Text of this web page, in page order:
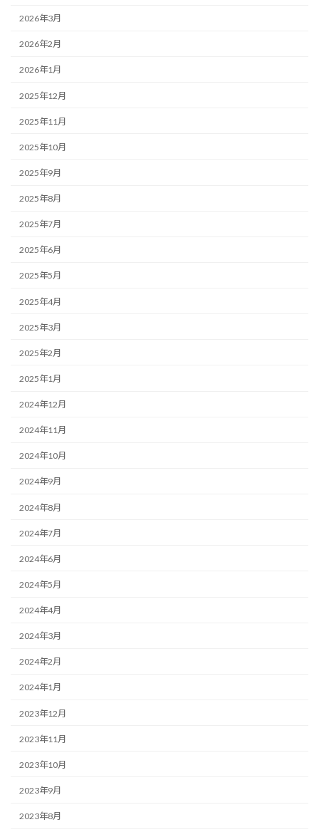
2026年3月
2026年2月
2026年1月
2025年12月
2025年11月
2025年10月
2025年9月
2025年8月
2025年7月
2025年6月
2025年5月
2025年4月
2025年3月
2025年2月
2025年1月
2024年12月
2024年11月
2024年10月
2024年9月
2024年8月
2024年7月
2024年6月
2024年5月
2024年4月
2024年3月
2024年2月
2024年1月
2023年12月
2023年11月
2023年10月
2023年9月
2023年8月